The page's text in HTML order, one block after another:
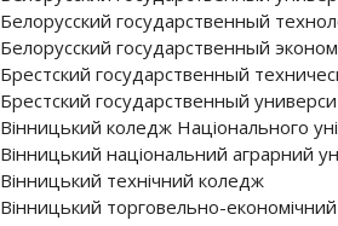
Белорусский государственный
Белорусский государственный
Брестский государственный
Брестский государственный
Вінницький коледж Національного
Вінницький національний аграрний
Вінницький технічний коледж
Вінницький торговельно-